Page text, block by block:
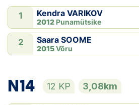
1 Kendra VARIKOV
2012 Punamütsike
2 Saara SOOME
2015Võru
N14 12 KP 3,08km